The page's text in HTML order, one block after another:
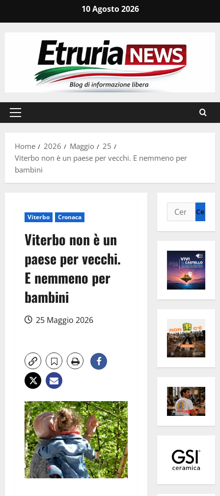
10 Agosto 2026
Menu
Home
2026 Maggio
25
Viterbo non è un paese per vecchi. E nemmeno per
bambini
Viterbo Cronaca
Viterbo non è un
paese per vecchi.
E nemmeno per
bambini
25 Maggio 2026
Ricerca
per: